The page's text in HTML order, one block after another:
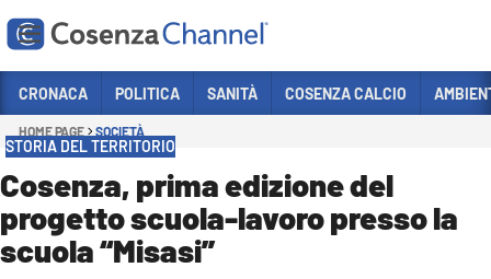
Sezioni
POLITICA
COSENZA CALCIO
CRONACA POLITICA SANITÀ COSENZA CALCIO
HOME PAGE SOCIETÀ
STORIA DEL TERRITORIO
Cosenza, prima edizione del
progetto scuola-lavoro presso la
scuola “Misasi”